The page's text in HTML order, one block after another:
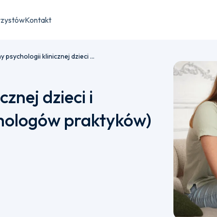
Kontakt
Problemy psychologii klinicznej dzieci i młodzieży (tylko dla psychologów praktyków)
dzieci i
praktyków)